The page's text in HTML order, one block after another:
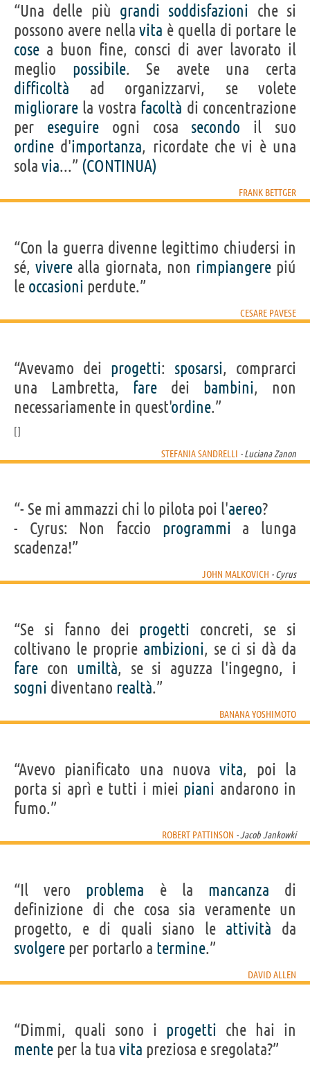
“Una delle più grandi soddisfazioni che si
possono avere nellavita è quella di portare le
cose a buon fine, consci di aver lavorato il
meglio possibile. Se avete una certa
difficoltà ad organizzarvi, se volete
migliorare la vostra facoltà di concentrazione
per eseguireogni cosa secondo il suo
ordine d'importanza, ricordate che vi è una
sola via...” (CONTINUA)
FRANK BETTGER
“Con la guerra divenne legittimo chiudersi in
sé,vivere alla giornata, non rimpiangerepiú
le occasioni perdute.”
CESARE PAVESE
“Avevamo dei progetti: sposarsi, comprarci
una Lambretta, fare dei bambini, non
necessariamente in quest'ordine.”
STEFANIA SANDRELLI - Luciana Zanon
“- Se mi ammazzi chi lo pilota poi l'aereo?
- Cyrus: Non faccio programmi a lunga
scadenza!”
JOHN MALKOVICH - Cyrus
“Se si fanno dei progetti concreti, se si
coltivano le proprie ambizioni, se ci si dà da
fare con umiltà, se si aguzza l'ingegno, i
sogni diventano realtà.”
BANANA YOSHIMOTO
“Avevo pianificato una nuovavita, poi la
porta si aprì e tutti i miei piani andarono in
fumo.”
ROBERT PATTINSON - Jacob Jankowki
“Il vero problema è la mancanza di
definizione di che cosa sia veramente un
progetto, e di quali siano le attività da
svolgere per portarlo a termine.”
DAVID ALLEN
“Dimmi, quali sono i progetti che hai in
mente per la tua vita preziosa e sregolata?”